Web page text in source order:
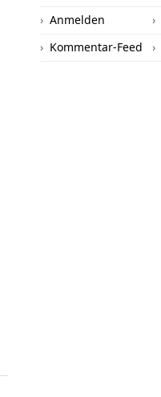
Anmelden
Kommentar-Feed